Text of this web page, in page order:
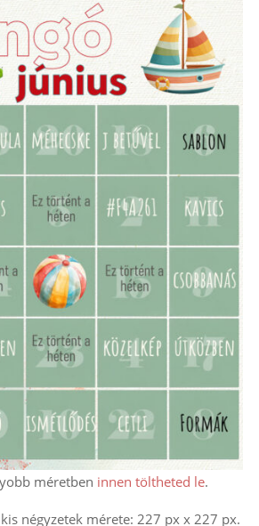
méretben innen töltheted le.
négyzetek mérete: 227 px x 227 px.